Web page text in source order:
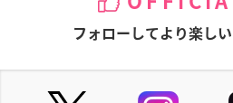
フォローしてより楽し